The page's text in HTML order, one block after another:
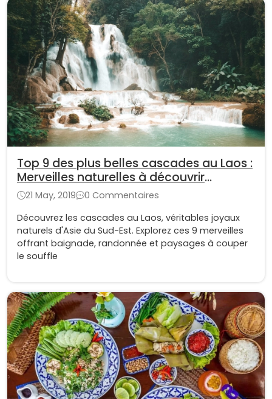
Top 9 des plus belles cascades au Laos :
Merveilles naturelles à découvrir
absolument
21 May, 2019
0 Commentaires
Découvrez les cascades au Laos, véritables joyaux
naturels d'Asie du Sud-Est. Explorez ces 9 merveilles
offrant baignade, randonnée et paysages à couper
le souffle